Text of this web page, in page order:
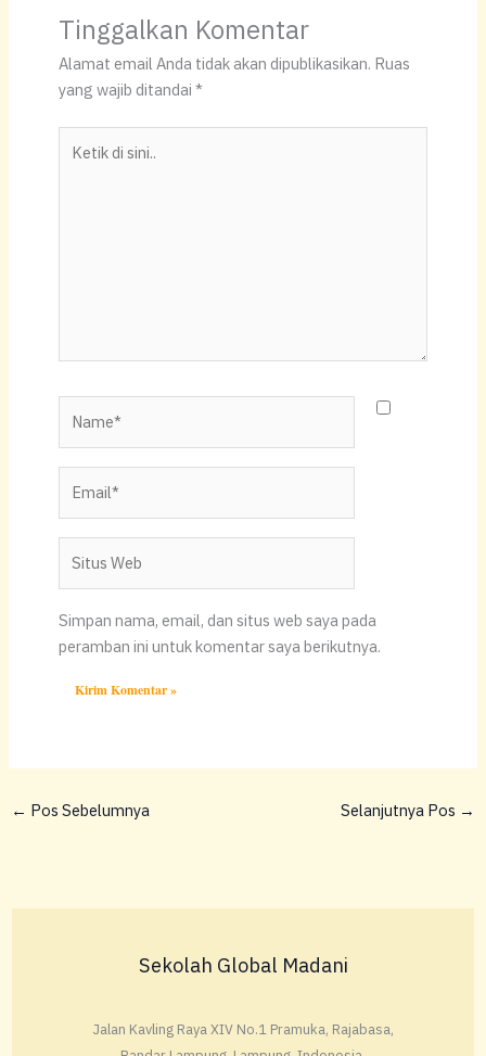
at
s
A
p
p
c
e
b
o
o
p
y
Li
n
ar
e
Tinggalkan Komentar
Alamat email Anda tidak akan dipublikasikan. Ruas
yang wajib ditandai *
Web
Simpan nama, email, dan situs web saya pada
peramban ini untuk komentar saya berikutnya.
← Pos Sebelumnya Selanjutnya Pos →
Sekolah Global Madani
Jalan Kavling Raya XIV No.1 Pramuka, Rajabasa,